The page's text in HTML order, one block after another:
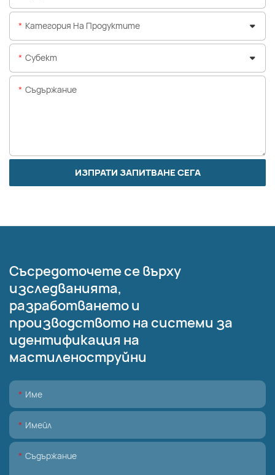
Категория На Продуктите
Субект
Съдържание
ИЗПРАТИ ЗАПИТВАНЕ СЕГА
Съсредоточете се върху
изследванията,
разработването и
производството на системи за
идентификация на
мастиленоструйни
Име
Имейл
Съдържание